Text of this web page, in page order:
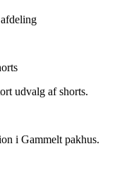
udvalg af shorts.
i Gammelt pakhus.